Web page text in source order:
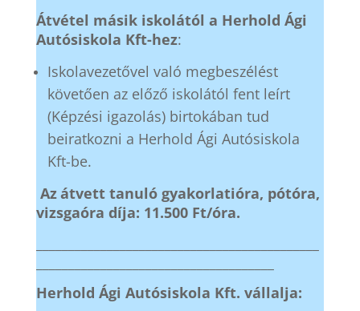
Átvétel másik iskolától a Herhold Ági
Autósiskola Kft-hez:
Iskolavezetővel való megbeszélést
követően az előző iskolától fent leírt
(Képzési igazolás) birtokában tud
beiratkozni a Herhold Ági Autósiskola
Kft-be.
Azátvett tanuló gyakorlatióra, pótóra,
vizsgaóra díja: 11.500 Ft/óra.
Herhold Ági Autósiskola Kft. vállalja: